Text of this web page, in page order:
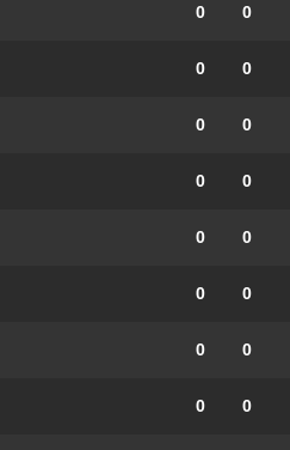
0 0
0 0
0 0
0 0
0 0
0 0
0 0
0 0